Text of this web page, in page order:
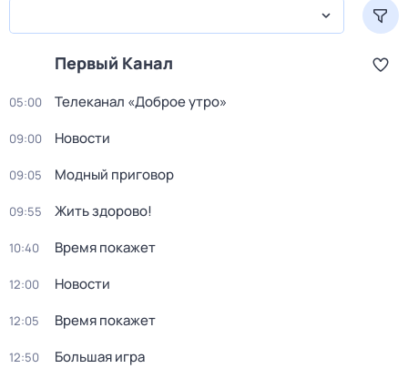
Первый Канал
05:00 Телеканал «Доброе утро»
09:00 Новости
09:05 Модный приговор
09:55 Жить здорово!
10:40 Время покажет
12:00 Новости
12:05 Время покажет
12:50 Большая игра